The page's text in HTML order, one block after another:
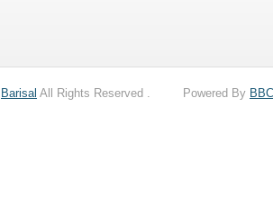
All Rights Reserved . Powered By